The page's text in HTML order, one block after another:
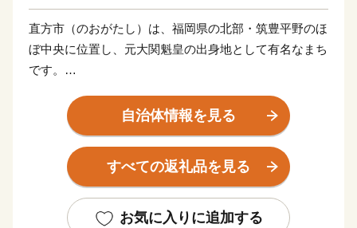
直方市（のおがたし）は、福岡県の北部・筑豊平野のほ
ぼ中央に位置し、元大関魁皇の出身地として有名なまち
です。
父なる福智山と母なる遠賀川に代表される豊かな自然に
恵まれ、春には約13万本のチューリップが咲き誇りま
す。また、江戸時代は直方藩の城下町として、明治以降
は石炭業や鉄工業で筑豊炭田の中心都市として栄えるな
自治体情報を見る
すべての返礼品を見る
お気に入りに追加する